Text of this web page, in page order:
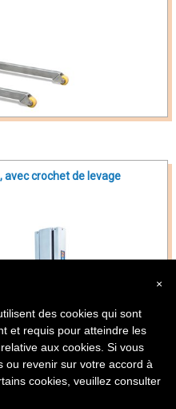
crochet de levage
×
des cookies qui sont
et requis pour atteindre les
aux cookies. Si vous
ou revenir sur votre accord à
cookies, veuillez consulter